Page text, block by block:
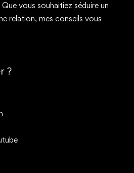
vous souhaitiez séduire un
relation, mes conseils vous
?